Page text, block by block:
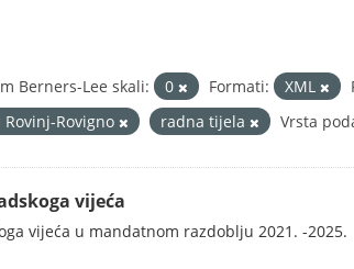
Berners-Lee skali: 0 Formati: XML
Rovinj-Rovigno radna tijela Vrsta
vijeća
vijeća u mandatnom razdoblju 2021. -2025.